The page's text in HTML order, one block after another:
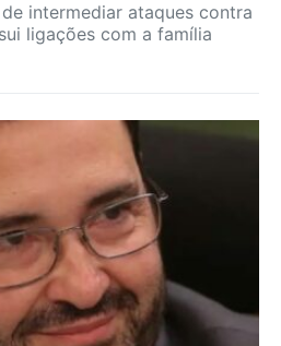
intermediar ataques contra
ligações com a família